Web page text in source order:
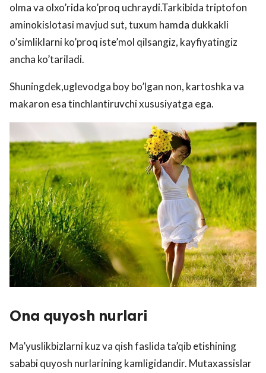
olma va olxo’rida ko’proq uchraydi.Tarkibida triptofon
aminokislotasi mavjud sut, tuxum hamda dukkakli
o’simliklarni ko’proq iste’mol qilsangiz, kayfiyatingiz
ancha ko’tariladi.
Shuningdek,uglevodga boy bo’lgan non, kartoshka va
makaron esa tinchlantiruvchi xususiyatga ega.
Ona quyosh nurlari
Ma’yuslikbizlarni kuz va qish faslida ta’qib etishining
sababi quyosh nurlarining kamligidandir. Mutaxassislar